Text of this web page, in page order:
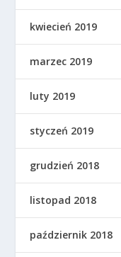
kwiecień 2019
marzec 2019
luty 2019
styczeń 2019
grudzień 2018
listopad 2018
październik 2018